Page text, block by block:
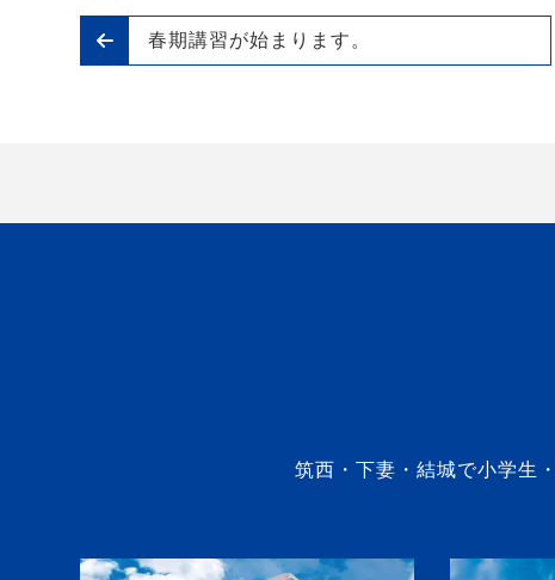
春期講習が始まります。
筑西・下妻・結城で小学生